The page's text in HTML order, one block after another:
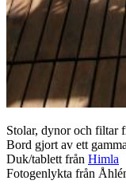
Stolar, dynor och filtar
Bord gjort av ett
Duk/tablett från Himla
Fotogenlykta från